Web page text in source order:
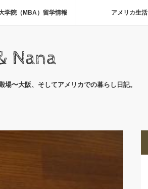
学院（MBA）留学情報 アメリカ生活
Nana
〜大阪、そしてアメリカでの暮らし日記。